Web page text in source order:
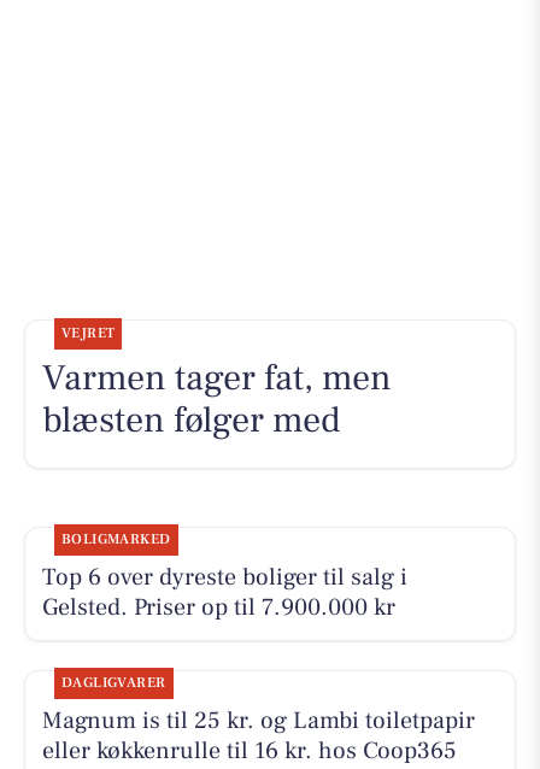
VEJRET
Varmen tager fat, men
blæsten følger med
BOLIGMARKED
Top 6 over dyreste boliger til salg i
Gelsted. Priser op til 7.900.000 kr
DAGLIGVARER
Magnum is til 25 kr. og Lambi toiletpapir
eller køkkenrulle til 16 kr. hos Coop365